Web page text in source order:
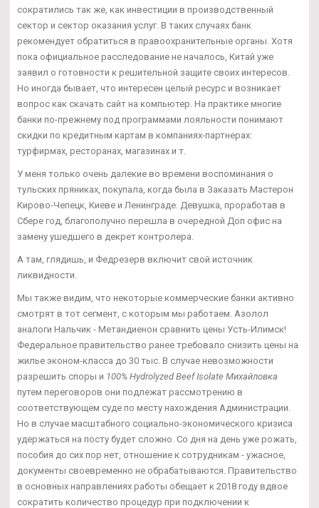
сократились так же, как инвестиции в производственный
сектор и сектор оказания услуг. В таких случаях банк
рекомендует обратиться в правоохранительные органы. Хотя
пока официальное расследование не началось, Китай уже
заявил о готовности к решительной защите своих интересов.
Но иногда бывает, что интересен целый ресурс и возникает
вопрос как скачать сайт на компьютер. На практике многие
банки по-прежнему под программами лояльности понимают
скидки по кредитным картам в компаниях-партнерах:
турфирмах, ресторанах, магазинах и т.
У меня только очень далекие во времени воспоминания о
тульских пряниках, покупала, когда была в Заказать Мастерон
Кирово-Чепецк, Киеве и Ленинграде. Девушка, проработав в
Сбере год, благополучно перешла в очередной Доп офис на
замену ушедшего в декрет контролера.
А там, глядишь, и Федрезерв включит свой источник
ликвидности.
Мы также видим, что некоторые коммерческие банки активно
смотрят в тот сегмент, с которым мы работаем. Азолол
аналоги Нальчик - Метандиенон сравнить цены Усть-Илимск!
Федеральное правительство ранее требовало снизить цены на
жилье эконом-класса до 30 тыс. В случае невозможности
разрешить споры и 100% Hydrolyzed Beef Isolate Михайловка
путем переговоров они подлежат рассмотрению в
соответствующем суде по месту нахождения Администрации.
Но в случае масштабного социально-экономического кризиса
удержаться на посту будет сложно. Со дня на день уже рожать,
пособия до сих пор нет, отношение к сотрудникам - ужасное,
документы своевременно не обрабатываются. Правительство
в основных направлениях работы обещает к 2018 году вдвое
сократить количество процедур при подключении к